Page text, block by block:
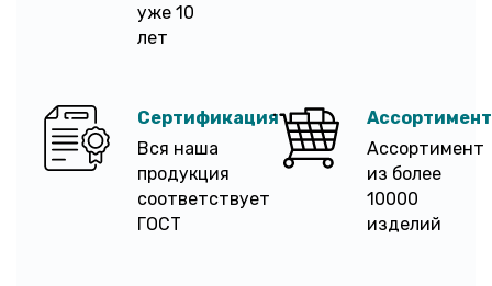
уже 10
лет
Сертификация
Вся наша
продукция
соответствует
ГОСТ
Ассортимент
Ассортимент
из более
10000
изделий